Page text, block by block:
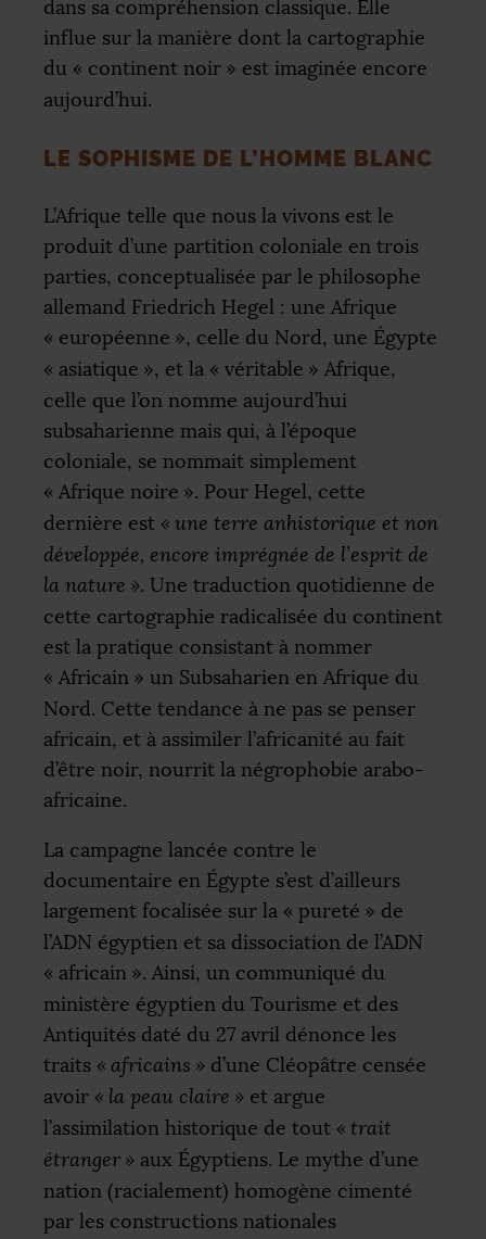
dans sa compréhension classique. Elle
influe sur la manière dont la cartographie
du « continent noir » est imaginée encore
aujourd’hui.
LE SOPHISME DE L’HOMME BLANC
L’Afrique telle que nous la vivons est le
produit d’une partition coloniale en trois
parties, conceptualisée par le philosophe
allemand Friedrich Hegel : une Afrique
« européenne », celle du Nord, une Égypte
« asiatique », et la « véritable » Afrique,
celle que l’on nomme aujourd’hui
subsaharienne mais qui, à l’époque
coloniale, se nommait simplement
« Afrique noire ». Pour Hegel, cette
dernière est « une terre anhistorique et non
développée, encore imprégnée de l’esprit de
la nature ». Une traduction quotidienne de
cette cartographie radicalisée du continent
est la pratique consistant à nommer
« Africain » un Subsaharien en Afrique du
Nord. Cette tendance à ne pas se penser
africain, et à assimiler l’africanité au fait
d’être noir, nourrit la négrophobie arabo-
africaine.
La campagne lancée contre le
documentaire en Égypte s’est d’ailleurs
largement focalisée sur la « pureté » de
l’ADN égyptien et sa dissociation de l’ADN
« africain ». Ainsi, un communiqué du
ministère égyptien du Tourisme et des
Antiquités daté du 27 avril dénonce les
traits « africains » d’une Cléopâtre censée
avoir « la peau claire » et argue
l’assimilation historique de tout « trait
étranger » aux Égyptiens. Le mythe d’une
nation (racialement) homogène cimenté
par les constructions nationales